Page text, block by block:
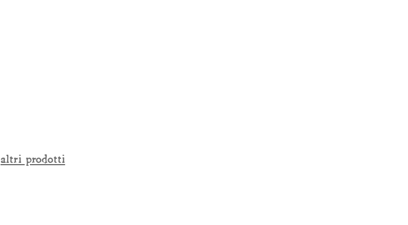
altri prodotti